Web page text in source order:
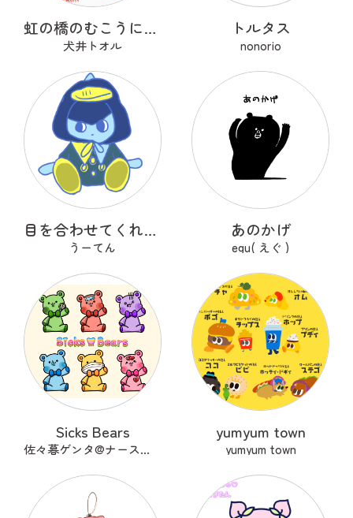
虹の橋のむこうにいるうちのこ
犬井トオル
トルタス
nonorio
目を合わせてくれないコバンザメちゃん
うーてん
あのかげ
egu( えぐ )
Sicks Bears
佐々暮ゲンタ@ナース兼描き
yumyum town
yumyum town